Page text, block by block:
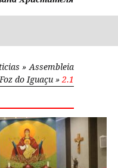
»Assembleia
do Iguaçu » 2.1